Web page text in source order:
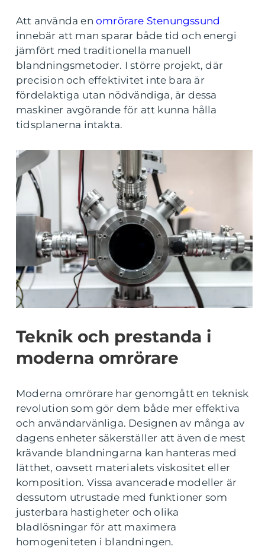
Att använda en omrörare Stenungssund
innebär att man sparar både tid och energi
jämfört med traditionella manuell
blandningsmetoder. I större projekt, där
precision och effektivitet inte bara är
fördelaktiga utan nödvändiga, är dessa
maskiner avgörande för att kunna hålla
tidsplanerna intakta.
Teknik och prestanda i
moderna omrörare
Moderna omrörare har genomgått en teknisk
revolution som gör dem både mer effektiva
och användarvänliga. Designen av många av
dagens enheter säkerställer att även de mest
krävande blandningarna kan hanteras med
lätthet, oavsett materialets viskositet eller
komposition. Vissa avancerade modeller är
dessutom utrustade med funktioner som
justerbara hastigheter och olika
bladlösningar för att maximera
homogeniteten i blandningen.